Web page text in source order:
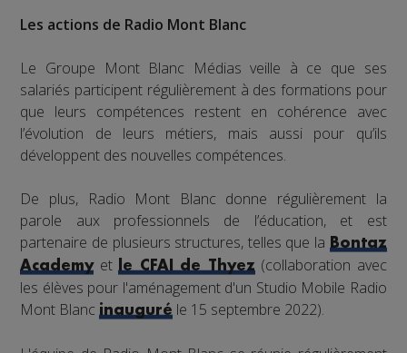
Les actions de Radio Mont Blanc
Le Groupe Mont Blanc Médias veille à ce que ses
salariés participent régulièrement à des formations pour
que leurs compétences restent en cohérence avec
l’évolution de leurs métiers, mais aussi pour qu’ils
développent des nouvelles compétences.
De plus, Radio Mont Blanc donne régulièrement la
parole aux professionnels de l’éducation, et est
partenaire de plusieurs structures, telles que la Bontaz
Academyetle CFAI de Thyez(collaboration avec
les élèves pour l'aménagement d'un Studio Mobile Radio
Mont Blancinauguré le 15 septembre 2022).